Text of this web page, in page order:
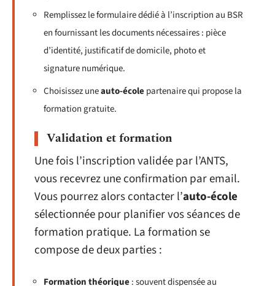
Remplissez le formulaire dédié à l’inscription au BSR
en fournissant les documents nécessaires : pièce
d’identité, justificatif de domicile, photo et
signature numérique.
Choisissez uneauto-écolepartenaire qui propose la
formation gratuite.
Validation et formation
Une fois l’inscription validée par l’ANTS,
vous recevrez une confirmation par email.
Vous pourrez alors contacter l’auto-école
sélectionnée pour planifier vos séances de
formation pratique. La formation se
compose de deux parties :
Formation théorique: souvent dispensée au